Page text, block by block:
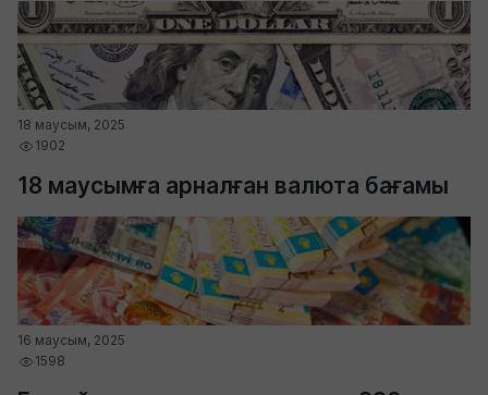
18 маусым, 2025
1902
18 маусымға арналған валюта бағамы
16 маусым, 2025
1598